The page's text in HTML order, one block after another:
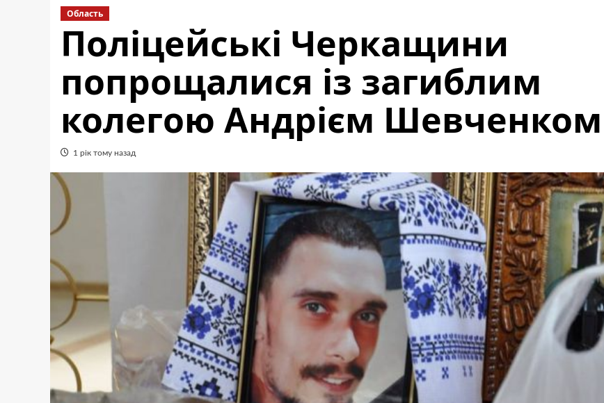
Область
Поліцейські Черкащини
попрощалися із загиблим
колегою Андрієм Шевченком
1 рік тому назад